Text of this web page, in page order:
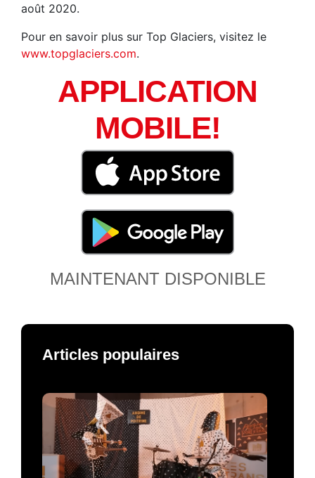
août 2020.
Pour en savoir plus sur Top Glaciers, visitez le
www.topglaciers.com.
APPLICATION
MOBILE!
MAINTENANT DISPONIBLE
Articles populaires